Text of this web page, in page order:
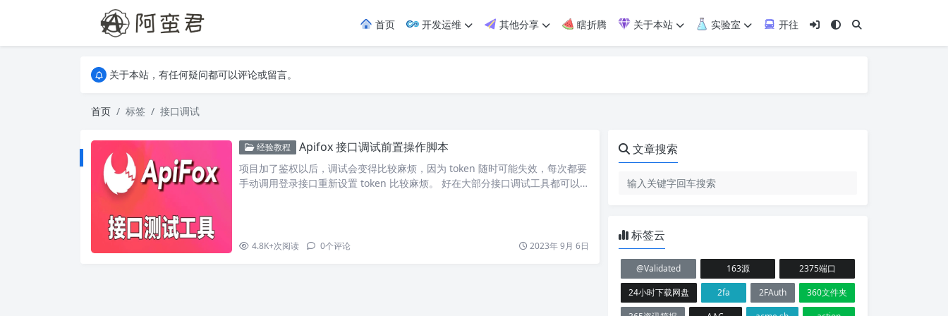
首页 开发运维 其他分享 瞎折腾 关于本站 实验室
开往
关于本站，有任何疑问都可以评论或留言。
关于本站，有任何疑问都可以评论或留言。
首页
标签 接口调试
经验教程 Apifox 接口调试前置操作脚本
项目加了鉴权以后，调试会变得比较麻烦，因为 token 随时可能失效，每次都要
手动调用登录接口重新设置 token 比较麻烦。 好在大部分接口调试工具都可以
4.8K+次阅读 0个评论 2023年 9月 6日
文章搜索
标签云
@Validated 163源
2375端口
24小时下载网盘
2fa 2FAuth
360文件夹